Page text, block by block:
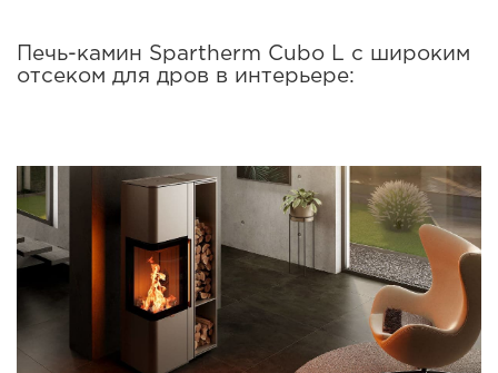
Печь-камин Spartherm Cubo L с широким
отсеком для дров в интерьере: